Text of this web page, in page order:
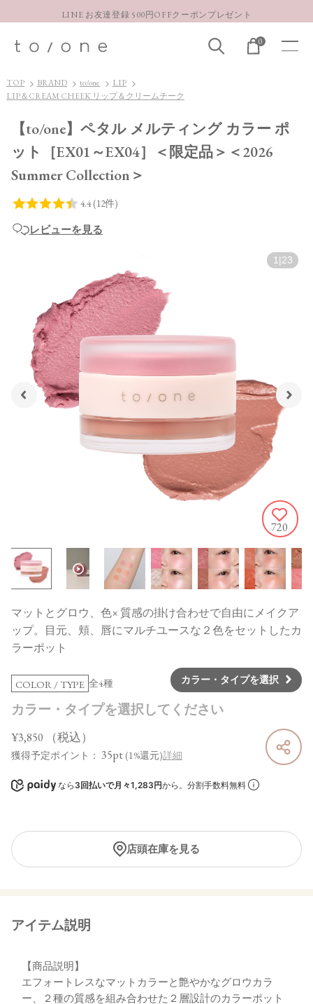
LINE お友達登録 500円OFFクーポンプレゼント
お得な定期購入コースはこちら
LINE お友達登録 500円OFFクーポンプレゼント
0
TOP BRAND to/one
LIP
LIP＆CREAM CHEEK リップ＆クリームチーク
【to/one】ペタル メルティング カラー ポ
ット［EX01～EX04］＜限定品＞＜2026
Summer Collection＞
レビューを見る
1 23
720
マットとグロウ、色× 質感の掛け合わせで自由にメイクア
ップ。目元、頬、唇にマルチユースな２色をセットしたカ
ラーポット
COLOR / TYPE 全4種 カラー・タイプを選択
カラー・タイプを選択してください
¥3,850 （税込）
獲得予定ポイント： 35pt (1%還元)詳細
なら 3回払いで月々1,283円から。分割手数料無料
店頭在庫を見る
アイテム説明
【商品説明】
エフォートレスなマットカラーと艶やかなグロウカラ
ー、２種の質感を組み合わせた２層設計のカラーポット